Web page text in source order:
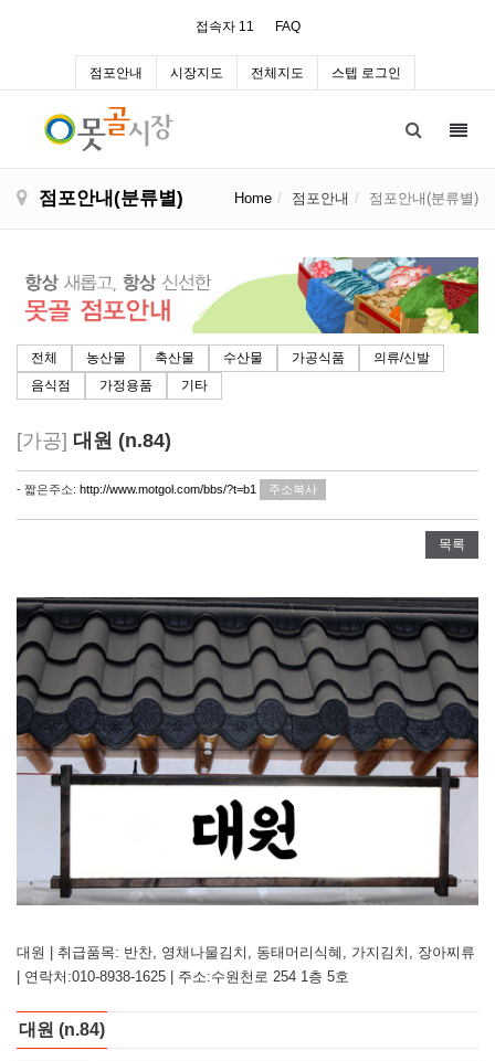
접속자 11 FAQ
점포안내 시장지도 전체지도 스텝 로그인
점포안내(분류별) Home 점포안내 점포안내(분류별)
전체 농산물 축산물 수산물 가공식품
의류/신발
음식점
가정용품 기타
[가공] 대원 (n.84)
- 짧은주소: http://www.motgol.com/bbs/?t=b1 주소복사
목록
대원 | 취급품목: 반찬, 영채나물김치, 동태머리식혜, 가지김치, 장아찌류
| 연락처:010-8938-1625 | 주소:수원천로 254 1층 5호
대원 (n.84)